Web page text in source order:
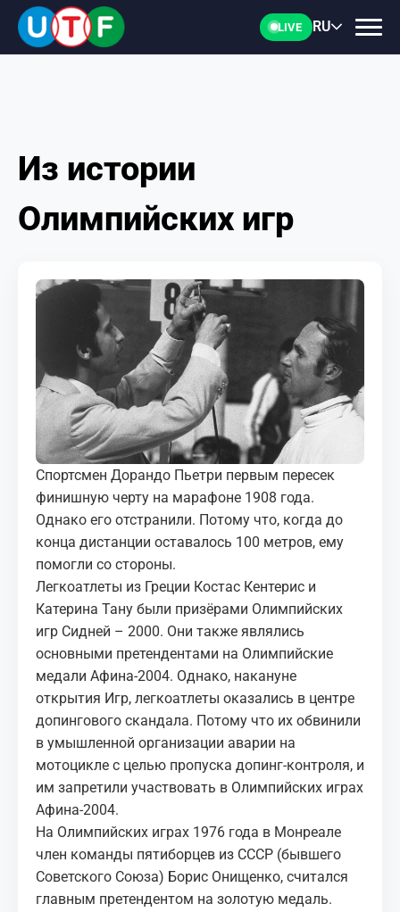
LIVE RU
ГЛАВНАЯ
ФТУ
ДОКУМЕНТЫ
ПЕРСОНАЛИИ
МЕДИА
КОРТЫ
КОНТАКТЫ
UZ-PIN
Из истории
Олимпийских игр
Спортсмен Дорандо Пьетри первым пересек
финишную черту на марафоне 1908 года.
Однако его отстранили. Потому что, когда до
конца дистанции оставалось 100 метров, ему
помогли со стороны.
Легкоатлеты из Греции Костас Кентерис и
Катерина Тану были призёрами Олимпийских
игр Сидней – 2000. Они также являлись
основными претендентами на Олимпийские
медали Афина-2004. Однако, накануне
открытия Игр, легкоатлеты оказались в центре
допингового скандала. Потому что их обвинили
в умышленной организации аварии на
мотоцикле с целью пропуска допинг-контроля, и
им запретили участвовать в Олимпийских играх
Афина-2004.
На Олимпийских играх 1976 года в Монреале
член команды пятиборцев из СССР (бывшего
Советского Союза) Борис Онищенко, считался
главным претендентом на золотую медаль.